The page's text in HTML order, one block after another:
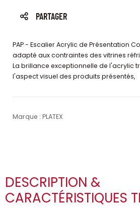
PARTAGER
PAP - Escalier Acrylic de Présentation
adapté aux contraintes des vitrines
La brillance exceptionnelle de l'acrylic
l'aspect visuel des produits présentés,
Marque : PLATEX
DESCRIPTION &
CARACTÉRISTIQUES